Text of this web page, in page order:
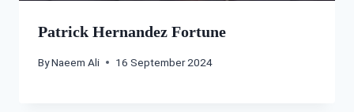
Patrick Hernandez Fortune
ByNaeem Ali 16 September 2024